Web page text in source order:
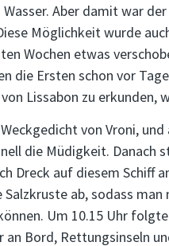
Aber damit war
Möglichkeit wurde
Wochen etwas
die Ersten schon vor
Lissabon zu erkunden,
von Vroni,
die Müdigkeit. Danach
Dreck auf diesem Schiff
Salzkruste ab, sodass
Um 10.15 Uhr
an Bord, Rettungsinseln